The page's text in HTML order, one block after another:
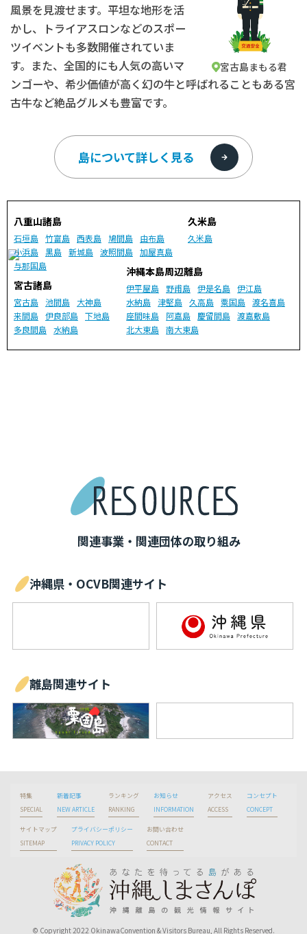
宮古島まもる君
風景を見渡せます。平坦な地形を活
かし、トライアスロンなどのスポー
ツイベントも多数開催されていま
す。また、全国的にも人気の高いマ
ンゴーや、希少価値が高く幻の牛と呼ばれることもある宮
古牛など絶品グルメも豊富です。
島について詳しく見る
八重山諸島
石垣島 竹富島 西表島 鳩間島
由布島
小浜島 黒島 新城島 波照間島 加屋真島
与那国島
久米島
久米島
宮古諸島
宮古島 池間島
大神島
来間島 伊良部島 下地島
多良間島 水納島
沖縄本島周辺離島
伊平屋島 野甫島 伊是名島
伊江島
水納島
津堅島 久高島 粟国島
渡名喜島
座間味島
阿嘉島 慶留間島
渡嘉敷島
北大東島
南大東島
関連事業・関連団体の取り組み
沖縄県・OCVB関連サイト
離島関連サイト
特集
SPECIAL
新着記事
NEW ARTICLE
ランキング
RANKING
お知らせ
INFORMATION
アクセス
ACCESS
コンセプト
CONCEPT
サイトマップ
SITEMAP
プライバシーポリシー
PRIVACY POLICY
お問い合わせ
CONTACT
© Copyright 2022 OkinawaConvention & Visitors Bureau, All Rights Reserved.